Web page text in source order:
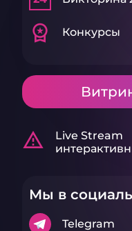
workspace_premium Конкурсы
warning_amber
Live Stream
Мы в
Telegram